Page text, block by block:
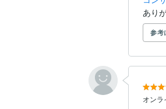
あり
参考
オン